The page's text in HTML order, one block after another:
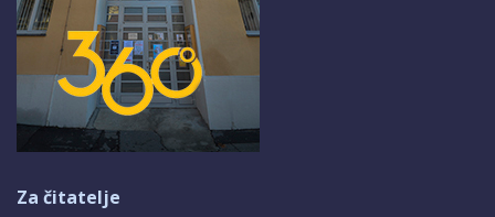
Za čitatelje